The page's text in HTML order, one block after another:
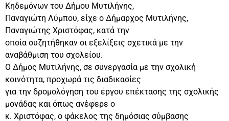
Κηδεμόνων του Δήμου Μυτιλήνης,
Παναγιώτη Λύμπου, είχε ο Δήμαρχος Μυτιλήνης,
Παναγιώτης Χριστόφας, κατά την
οποία συζητήθηκαν οι εξελίξεις σχετικά με την
αναβάθμιση του σχολείου.
Ο Δήμος Μυτιλήνης, σε συνεργασία με την σχολική
κοινότητα, προχωρά τις διαδικασίες
για την δρομολόγηση του έργου επέκτασης της σχολικής
μονάδας και όπως ανέφερε ο
κ. Χριστόφας, ο φάκελος της δημόσιας σύμβασης